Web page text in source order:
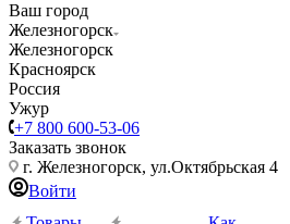
Ваш город
Железногорск
Железногорск
Красноярск
Россия
Ужур
+7 800 600-53-06
Заказать звонок
г. Железногорск, ул.Октябрьская 4
Войти